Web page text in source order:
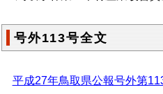
号外113号全文
平成27年鳥取県公報号外第